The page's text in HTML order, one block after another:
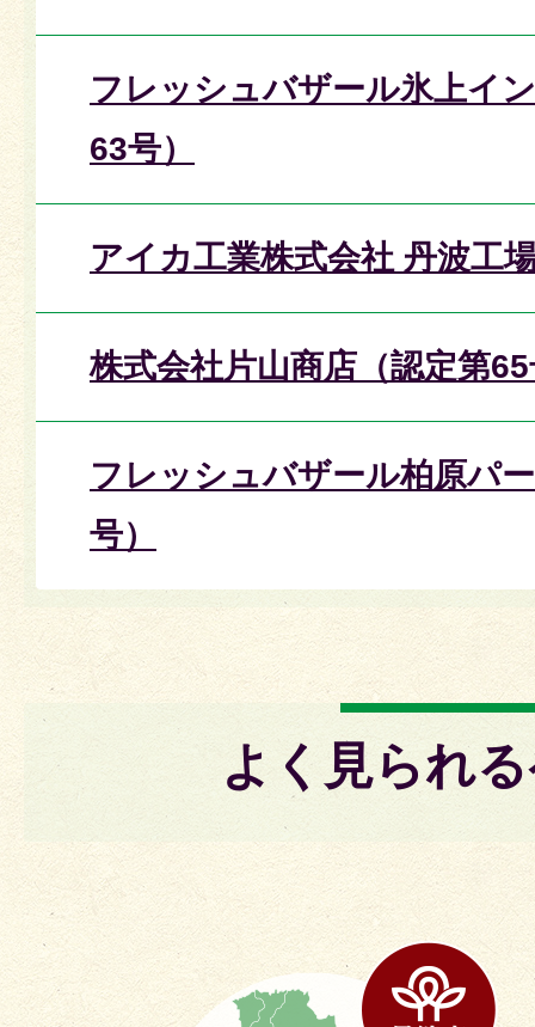
フレッシュバザール氷上イ
63号）
アイカ工業株式会社 丹波工
株式会社片山商店（認定第
フレッシュバザール柏原パ
号）
よく見られ